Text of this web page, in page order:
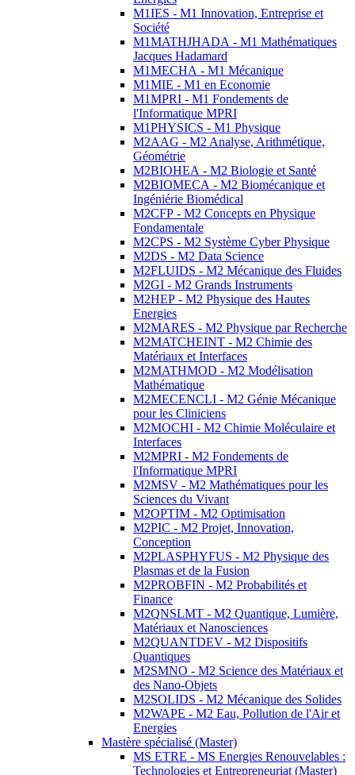
M1IES - M1 Innovation, Entreprise et
Société
M1MATHJHADA - M1 Mathématiques
Jacques Hadamard
M1MECHA - M1 Mécanique
M1MIE - M1 en Economie
M1MPRI - M1 Fondements de
l'Informatique MPRI
M1PHYSICS - M1 Physique
M2AAG - M2 Analyse, Arithmétique,
Géométrie
M2BIOHEA - M2 Biologie et Santé
M2BIOMECA - M2 Biomécanique et
Ingéniérie Biomédical
M2CFP - M2 Concepts en Physique
Fondamentale
M2CPS - M2 Système Cyber Physique
M2DS - M2 Data Science
M2FLUIDS - M2 Mécanique des Fluides
M2GI - M2 Grands Instruments
M2HEP - M2 Physique des Hautes
Energies
M2MARES - M2 Physique par Recherche
M2MATCHEINT - M2 Chimie des
Matériaux et Interfaces
M2MATHMOD - M2 Modélisation
Mathématique
M2MECENCLI - M2 Génie Mécanique
pour les Cliniciens
M2MOCHI - M2 Chimie Moléculaire et
Interfaces
M2MPRI - M2 Fondements de
l'Informatique MPRI
M2MSV - M2 Mathématiques pour les
Sciences du Vivant
M2OPTIM - M2 Optimisation
M2PIC - M2 Projet, Innovation,
Conception
M2PLASPHYFUS - M2 Physique des
Plasmas et de la Fusion
M2PROBFIN - M2 Probabilités et
Finance
M2QNSLMT - M2 Quantique, Lumière,
Matériaux et Nanosciences
M2QUANTDEV - M2 Dispositifs
Quantiques
M2SMNO - M2 Science des Matériaux et
des Nano-Objets
M2SOLIDS - M2 Mécanique des Solides
M2WAPE - M2 Eau, Pollution de l'Air et
Energies
Mastère spécialisé (Master)
MS ETRE - MS Energies Renouvelables :
Technologies et Entrepreneuriat (Master)